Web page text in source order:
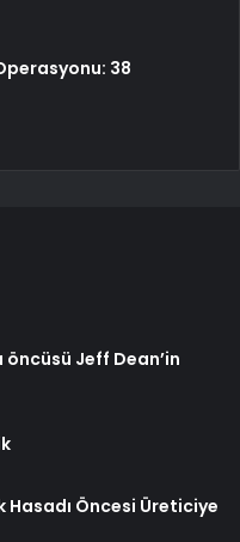
38
Jeff Dean’in
Hasadı Öncesi Üreticiye